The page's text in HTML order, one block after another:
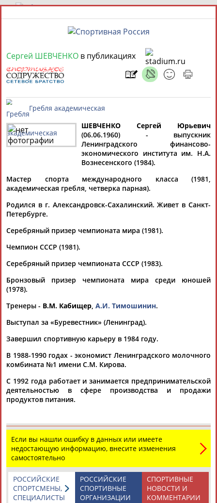
8 августа 2026 года,
СПОРТСМЕНЫ, ТРЕНЕРЫ И СПЕЦИАЛИСТЫ
Найдено: 13181персон
Мария
Дмитрий
АБАРЕНОВ
АБАСОВА
АБАЧАРАЕВ
АБАШИДЗЕ
АББАТЕ-
БУЛАТОВА
АББЯСОВА
АБДИКАРИМОВААБДРАХМАНОВ
Каримжан
АБДРАХМАНОВ
Аделя
АБДРАХМАНОВААБДУВАЛИЕВ
АБДУЛАЕВ
Сергей ШЕВЧЕНКО в публикациях
Гребля академическая
ШЕВЧЕНКО Сергей Юрьевич
(06.06.1960) - выпускник
Ленинградского финансово-
экономического института им. Н.А.
Вознесенского (1984).
Мастер спорта международного класса (1981,
академическая гребля, четверка парная).
Родился в г. Александровск-Сахалинский. Живет в Санкт-
Петербурге.
Серебряный призер чемпионата мира (1981).
Чемпион СССР (1981).
Серебряный призер чемпионата СССР (1983).
Бронзовый призер чемпионата мира среди юношей
(1978).
Тренеры - В.М. Кабищер, А.И. Тимошинин.
Выступал за «Буревестник» (Ленинград).
Завершил спортивную карьеру в 1984 году.
В 1988-1990 годах - экономист Ленинградского молочного
комбината №1 имени С.М. Кирова.
С 1992 года работает и занимается предпринимательской
деятельностью в сфере производства и продажи
продуктов питания.
Если вы нашли ошибку в данных или имеете
недостающую информацию, внесите изменения
самостоятельно
СПОРТИВНЫЕ
НОВОСТИ И
КОММЕНТАРИИ
РОССИЙСКИЕ
СПОРТИВНЫЕ
ОРГАНИЗАЦИИ
РОССИЙСКИЕ
СПОРТСМЕНЫ,
СПЕЦИАЛИСТЫ